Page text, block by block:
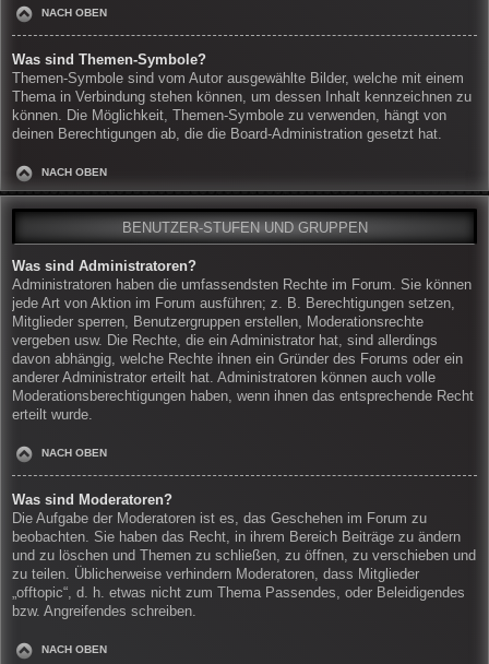
NACH OBEN
Was sind Themen-Symbole?
Themen-Symbole sind vom Autor ausgewählte Bilder, welche mit einem
Thema in Verbindung stehen können, um dessen Inhalt kennzeichnen zu
können. Die Möglichkeit, Themen-Symbole zu verwenden, hängt von
deinen Berechtigungen ab, die die Board-Administration gesetzt hat.
NACH OBEN
BENUTZER-STUFEN UND GRUPPEN
Was sind Administratoren?
Administratoren haben die umfassendsten Rechte im Forum. Sie können
jede Art von Aktion im Forum ausführen; z. B. Berechtigungen setzen,
Mitglieder sperren, Benutzergruppen erstellen, Moderationsrechte
vergeben usw. Die Rechte, die ein Administrator hat, sind allerdings
davon abhängig, welche Rechte ihnen ein Gründer des Forums oder ein
anderer Administrator erteilt hat. Administratoren können auch volle
Moderationsberechtigungen haben, wenn ihnen das entsprechende Recht
erteilt wurde.
NACH OBEN
Was sind Moderatoren?
Die Aufgabe der Moderatoren ist es, das Geschehen im Forum zu
beobachten. Sie haben das Recht, in ihrem Bereich Beiträge zu ändern
und zu löschen und Themen zu schließen, zu öffnen, zu verschieben und
zu teilen. Üblicherweise verhindern Moderatoren, dass Mitglieder
„offtopic“, d. h. etwas nicht zum Thema Passendes, oder Beleidigendes
bzw. Angreifendes schreiben.
NACH OBEN